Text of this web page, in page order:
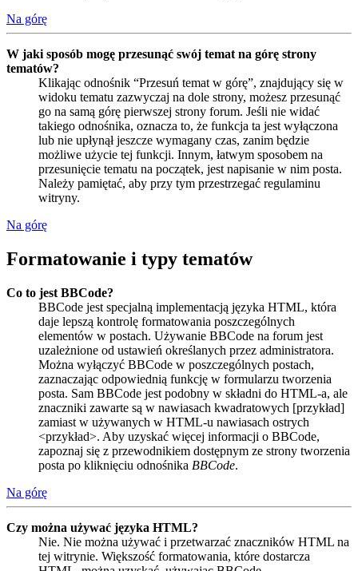
Na górę
W jaki sposób mogę przesunąć swój temat na górę strony
tematów?
Klikając odnośnik “Przesuń temat w górę”, znajdujący się w
widoku tematu zazwyczaj na dole strony, możesz przesunąć
go na samą górę pierwszej strony forum. Jeśli nie widać
takiego odnośnika, oznacza to, że funkcja ta jest wyłączona
lub nie upłynął jeszcze wymagany czas, zanim będzie
możliwe użycie tej funkcji. Innym, łatwym sposobem na
przesunięcie tematu na początek, jest napisanie w nim posta.
Należy pamiętać, aby przy tym przestrzegać regulaminu
witryny.
Na górę
Formatowanie i typy tematów
Co to jest BBCode?
BBCode jest specjalną implementacją języka HTML, która
daje lepszą kontrolę formatowania poszczególnych
elementów w postach. Używanie BBCode na forum jest
uzależnione od ustawień określanych przez administratora.
Można wyłączyć BBCode w poszczególnych postach,
zaznaczając odpowiednią funkcję w formularzu tworzenia
posta. Sam BBCode jest podobny w składni do HTML-a, ale
znaczniki zawarte są w nawiasach kwadratowych [przykład]
zamiast w używanych w HTML-u nawiasach ostrych
<przykład>. Aby uzyskać więcej informacji o BBCode,
zapoznaj się z przewodnikiem dostępnym ze strony tworzenia
posta po kliknięciu odnośnika BBCode.
Na górę
Czy można używać języka HTML?
Nie. Nie można używać i przetwarzać znaczników HTML na
tej witrynie. Większość formatowania, które dostarcza